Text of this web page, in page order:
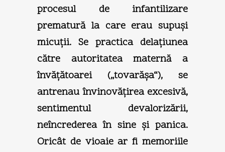
procesul de infantilizare
prematură la care erau supuşi
micuţii. Se practica delaţiunea
către autoritatea maternă a
învăţătoarei („tovarăşa“), se
antrenau învinovăţirea excesivă,
sentimentul devalorizării,
neîncrederea în sine şi panica.
Oricât de vioaie ar fi memoriile